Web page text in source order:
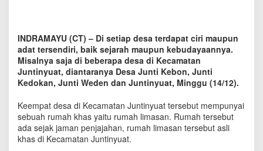
a
h
K
h
a
J
u
n
t
INDRAMAYU (CT) – Di setiap desa terdapat ciri maupun
adat tersendiri, baik sejarah maupun kebudayaannya.
Misalnya saja di beberapa desa di Kecamatan
Juntinyuat, diantaranya Desa Junti Kebon, Junti
Kedokan, Junti Weden dan Juntinyuat, Minggu (14/12).
Keempat desa di Kecamatan Juntinyuat tersebut mempunyai
sebuah rumah khas yaitu rumah limasan. Rumah tersebut
ada sejak jaman penjajahan, rumah limasan tersebut asli
khas di Kecamatan Juntinyuat.